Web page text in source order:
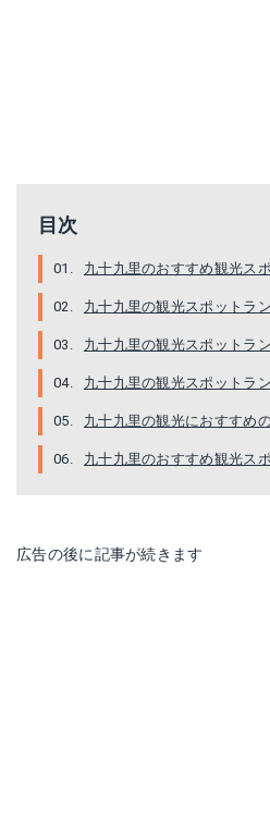
目次
九十九里のおすすめ観光ス
九十九里の観光スポットラ
九十九里の観光スポットラ
九十九里の観光スポットラ
九十九里の観光におすすめ
九十九里のおすすめ観光ス
広告の後に記事が続きます